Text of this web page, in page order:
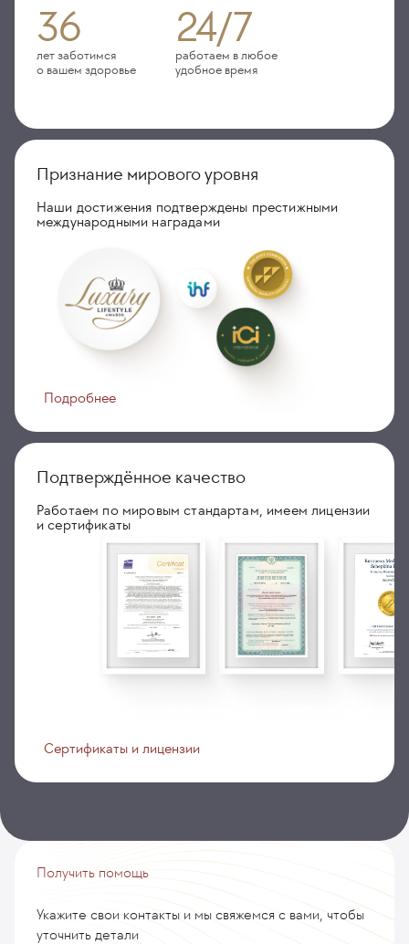
36
лет заботимся
о вашем здоровье
24/7
работаем в любое
удобное время
Признание мирового уровня
Наши достижения подтверждены престижными
международными наградами
Подробнее
Подтверждённое качество
Работаем по мировым стандартам, имеем лицензии
и сертификаты
Сертификаты и лицензии
Получить помощь
Укажите свои контакты и мы свяжемся с вами, чтобы
уточнить детали